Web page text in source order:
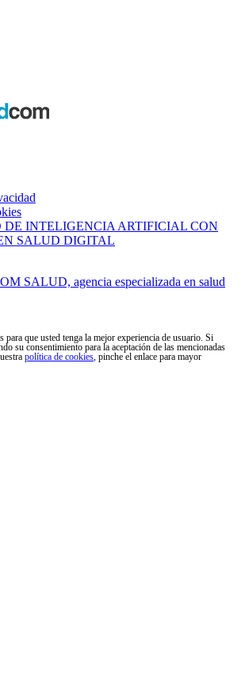
INTELIGENCIA ARTIFICIAL CON
SALUD DIGITAL
SALUD, agencia especializada en salud
para que usted tenga la mejor experiencia de usuario. Si
su consentimiento para la aceptación de las mencionadas
política de cookies, pinche el enlace para mayor